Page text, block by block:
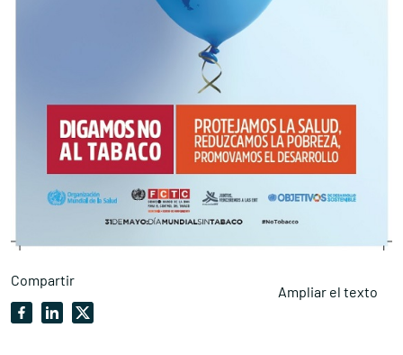
Compartir
Ampliar el texto